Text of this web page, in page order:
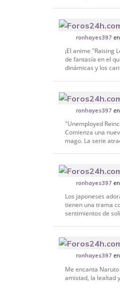
ronhayes397
¡El anime "Raising
de fantasía en el
dinámicas y los
ronhayes397
"Unemployed
Comienza una
mago. La serie
ronhayes397
Los japoneses
tienen una trama
sentimientos de
ronhayes397
Me encanta
amistad, la lealtad